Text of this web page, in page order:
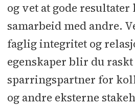
og vet at gode
samarbeid med andre.
faglig integritet og
egenskaper blir du
sparringspartner for
og andre eksterne